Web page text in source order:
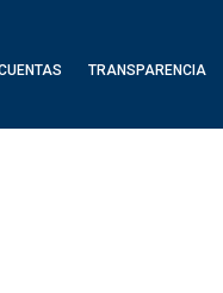
TRANSPARENCIA